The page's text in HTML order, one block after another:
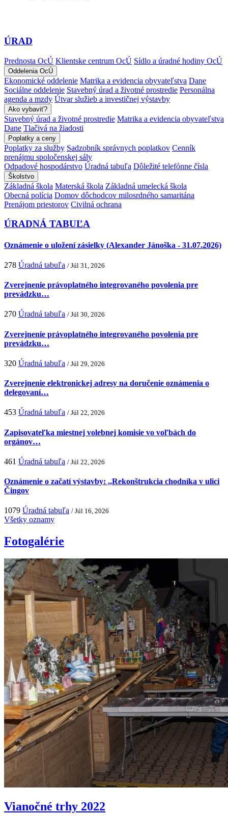
ÚRAD
Prednosta OcÚ Klientske centrum OcÚ Sídlo a úradné hodiny OcÚ
Oddelenia OcÚ
Ekonomické oddelenie Matrika a evidencia obyvateľstva Dane
Sociálne oddelenie Stavebný úrad a životné prostredie Personálna
agenda a mzdy Útvar služieb a investičnej výstavby
Ako vybaviť?
Stavebný úrad a životné prostredie Matrika a evidencia obyvateľstva
Dane Tlačivá na žiadosti
Poplatky a ceny
Poplatky za služby Sadzobník správnych poplatkov Cenník
prenájmu spoločenskej sály
Odpadové hospodárstvo Úradná tabuľa Dôležité telefónne čísla
Školstvo
Základná škola Materská škola Základná umelecká škola
Obecná polícia Domov dôchodcov milosrdného samaritána
Prenájom priestorov Civilná ochrana
ÚRADNÁ TABUĽA
Oznámenie o uložení zásielky (Alexander Jánoška - 31.07.2026)
278 Úradná tabuľa / Júl 31, 2026
Zverejnenie právoplatného integrovaného povolenia pre
prevádzku…
270 Úradná tabuľa / Júl 30, 2026
Zverejnenie právoplatného integrovaného povolenia pre
prevádzku…
320 Úradná tabuľa / Júl 29, 2026
Zverejnenie elektronickej adresy na doručenie oznámenia o
delegovaní…
453 Úradná tabuľa / Júl 22, 2026
Zapisovateľka miestnej volebnej komisie vo voľbách do
orgánov…
461 Úradná tabuľa / Júl 22, 2026
Oznámenie o začatí výstavby: ,,Rekonštrukcia chodníka v ulici
Čingov
1079 Úradná tabuľa / Júl 16, 2026
Všetky oznamy
Fotogalérie
Vianočné trhy 2022